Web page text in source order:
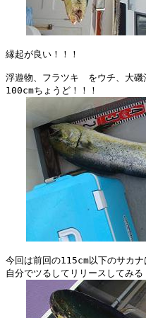
縁起が良い！！！
浮遊物、フラツキ　をウチ、大
100cmちょうど！！！
今回は前回の115cm以下のサカナ
自分でツるしてリリースしてみる